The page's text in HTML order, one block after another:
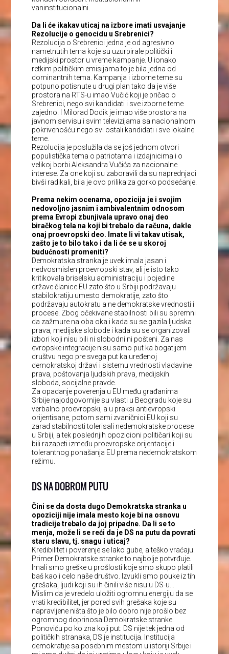
vaninstitucionalni.
Da li će ikakav uticaj na izbore imati usvajanje
Rezolucije o genocidu u Srebrenici?
Rezolucija o Srebrenici jedna je od agresivno
nametnutih tema koje su uzurpirale politički i
medijski prostor u vreme kampanje. U ionako
retkim političkim emisijama to je bila jedna od
dominantnih tema. Kampanja i izborne teme su
potpuno potisnute u drugi plan tako da je više
prostora na RTS-u imao Vučić koji je pričao o
Srebrenici, nego svi kandidati i sve izborne teme
zajedno. I Milorad Dodik je imao više prostora na
javnom servisu i svim televizijama sa nacionalnom
pokrivenošću nego svi ostali kandidati i sve lokalne
teme.
Rezolucija je poslužila da se još jednom otvori
populistička tema o patriotama i izdajnicima i o
velikoj borbi Aleksandra Vučića za nacionalne
interese. Za one koji su zaboravili da su naprednjaci
bivši radikali, bila je ovo prilika za gorko podsećanje.
Prema nekim ocenama, opozicija je i svojim
nedovoljno jasnim i ambivalentnim odnosom
prema Evropi zbunjivala upravo onaj deo
biračkog tela na koji bi trebalo da računa, dakle
onaj proevropski deo. Imate li vi takav utisak,
zašto je to bilo tako i da li će se u skoroj
budućnosti promeniti?
Demokratska stranka je uvek imala jasan i
nedvosmislen proevropski stav, ali je isto tako
kritikovala briselsku administraciju i pojedine
države članice EU zato što u Srbiji podržavaju
stabilokratiju umesto demokratije, zato što
podržavaju autokratu a ne demokratske vrednosti i
procese. Zbog očekivane stabilnosti bili su spremni
da zažmure na oba oka i kada su se gazila ljudska
prava, medijske slobode i kada su se organizovali
izbori koji nisu bili ni slobodni ni pošteni. Za nas
evropske integracije nisu samo put ka bogatijem
društvu nego pre svega put ka uređenoj
demokratskoj državi i sistemu vrednosti vladavine
prava, poštovanja ljudskih prava, medijskih
sloboda, socijalne pravde.
Za opadanje poverenja u EU među građanima
Srbije najodgovornije su vlasti u Beogradu koje su
verbalno proevropski, a u praksi antievropski
orijentisane, potom sami zvaničnici EU koji su
zarad stabilnosti tolerisali nedemokratske procese
u Srbiji, a tek poslednjih opozicioni političari koji su
bili razapeti između proevropske orijentacije i
tolerantnog ponašanja EU prema nedemokratskom
režimu.
DS NA DOBROM PUTU
Čini se da dosta dugo Demokratska stranka u
opoziciji nije imala mesto koje bi na osnovu
tradicije trebalo da joj pripadne. Da li se to
menja, može li se reći da je DS na putu da povrati
staru slavu, tj. snagu i uticaj?
Kredibilitet i poverenje se lako gube, a teško vraćaju.
Primer Demokratske stranke to najbolje potvrđuje.
Imali smo greške u prošlosti koje smo skupo platili
baš kao i celo naše društvo. Izvukli smo pouke iz tih
grešaka, ljudi koji su ih činili više nisu u DS-u…
Mislim da je vredelo uložiti ogromnu energiju da se
vrati kredibilitet, jer pored svih grešaka koje su
napravljene ništa što je bilo dobro nije prošlo bez
ogromnog doprinosa Demokratske stranke.
Ponoviću po ko zna koji put: DS nije tek jedna od
političkih stranaka, DS je institucija. Institucija
demokratije sa posebnim mestom u istoriji Srbije i